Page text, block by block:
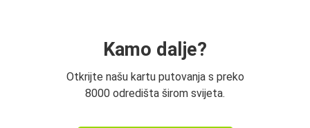
Kamo dalje?
Otkrijte našu kartu putovanja s preko
8000 odredišta širom svijeta.